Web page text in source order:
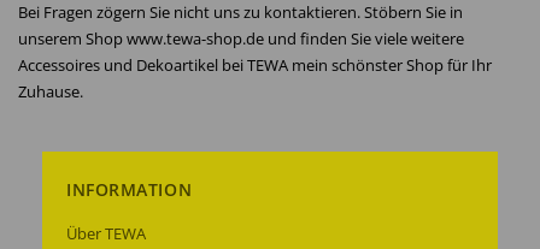
Bei Fragen zögern Sie nicht uns zu kontaktieren. Stöbern Sie in
unserem Shop www.tewa-shop.de und finden Sie viele weitere
Accessoires und Dekoartikel bei TEWA mein schönster Shop für Ihr
Zuhause.
INFORMATION
Über TEWA